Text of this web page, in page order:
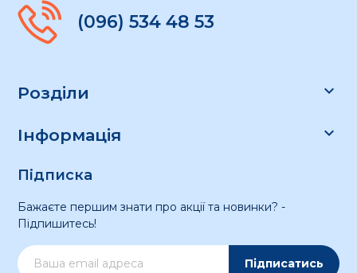
(096) 534 48 53
Розділи 
Інформація 
Підписка
Бажаєте першим знати про акції та новинки? -
Підпишитесь!
Підписатись